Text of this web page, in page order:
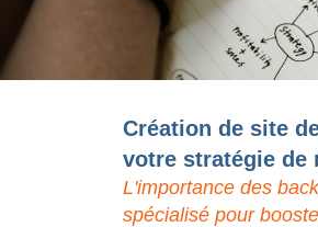
Création de site
votre stratégie de
L'importance des
spécialisé pour